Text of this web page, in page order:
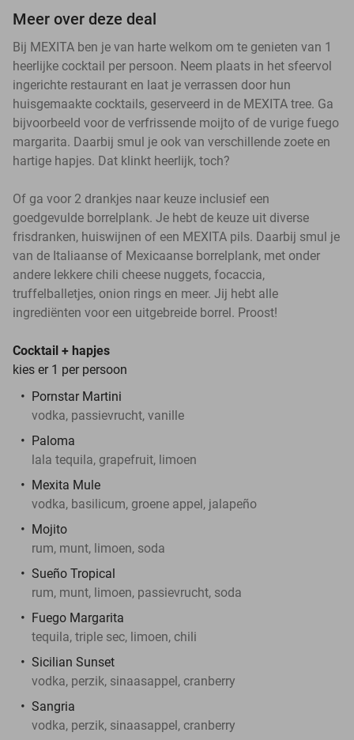
Meer over deze deal
Bij MEXITA ben je van harte welkom om te genieten van 1
heerlijke cocktail per persoon. Neem plaats in het sfeervol
ingerichte restaurant en laat je verrassen door hun
huisgemaakte cocktails, geserveerd in de MEXITA tree. Ga
bijvoorbeeld voor de verfrissende moijto of de vurige fuego
margarita. Daarbij smul je ook van verschillende zoete en
hartige hapjes. Dat klinkt heerlijk, toch?
Of ga voor 2 drankjes naar keuze inclusief een
goedgevulde borrelplank. Je hebt de keuze uit diverse
frisdranken, huiswijnen of een MEXITA pils. Daarbij smul je
van de Italiaanse of Mexicaanse borrelplank, met onder
andere lekkere chili cheese nuggets, focaccia,
truffelballetjes, onion rings en meer. Jij hebt alle
ingrediënten voor een uitgebreide borrel. Proost!
Cocktail + hapjes
kies er 1 per persoon
Pornstar Martini
vodka, passievrucht, vanille
Paloma
lala tequila, grapefruit, limoen
Mexita Mule
vodka, basilicum, groene appel, jalapeño
Mojito
rum, munt, limoen, soda
Sueño Tropical
rum, munt, limoen, passievrucht, soda
Fuego Margarita
tequila, triple sec, limoen, chili
Sicilian Sunset
vodka, perzik, sinaasappel, cranberry
Sangria
vodka, perzik, sinaasappel, cranberry